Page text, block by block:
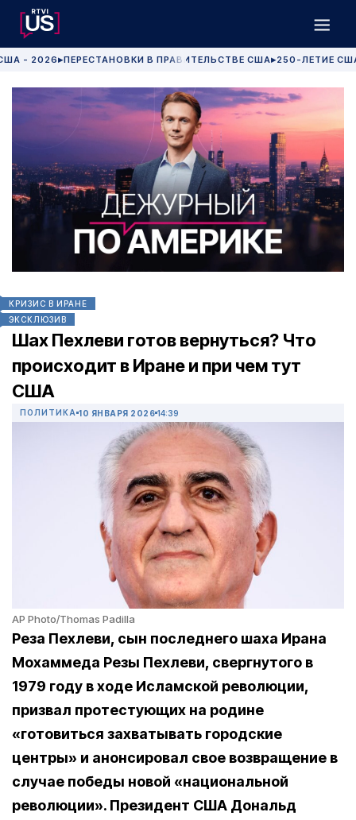
- 2026 ▶ПЕРЕСТАНОВКИ В ПРАВИТЕЛЬСТВЕ США▶250-ЛЕТИЕ
КРИЗИС В ИРАНЕ
ЭКСКЛЮЗИВ
Шах Пехлеви готов вернуться? Что
происходит в Иране и при чем тут
США
ПОЛИТИКА 10 ЯНВАРЯ 2026 14:39
AP Photo/Thomas Padilla
Реза Пехлеви, сын последнего шаха Ирана
Мохаммеда Резы Пехлеви, свергнутого в
1979 году в ходе Исламской революции,
призвал протестующих на родине
«готовиться захватывать городские
центры» и анонсировал свое возвращение в
случае победы новой «национальной
революции». Президент США Дональд